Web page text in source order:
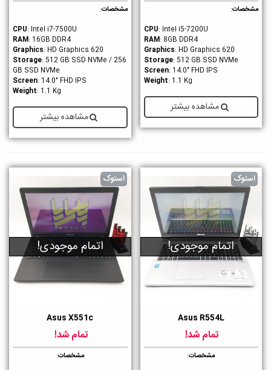
مشخصات:
CPU: Intel i5-7200U
RAM: 8GB DDR4
Graphics: HD Graphics 620
Storage: 512 GB SSD NVMe
Screen: 14.0" FHD IPS
Weight: 1.1 Kg
مشاهده بیشتر
مشخصات:
CPU: Intel i7-7500U
RAM: 16GB DDR4
Graphics: HD Graphics 620
Storage: 512 GB SSD NVMe / 256
GB SSD NVMe
Screen: 14.0" FHD IPS
Weight: 1.1 Kg
مشاهده بیشتر
استوک
اتمام موجودی!
Asus R554L
تمام شد!
مشخصات:
استوک
اتمام موجودی!
Asus X551c
تمام شد!
مشخصات: